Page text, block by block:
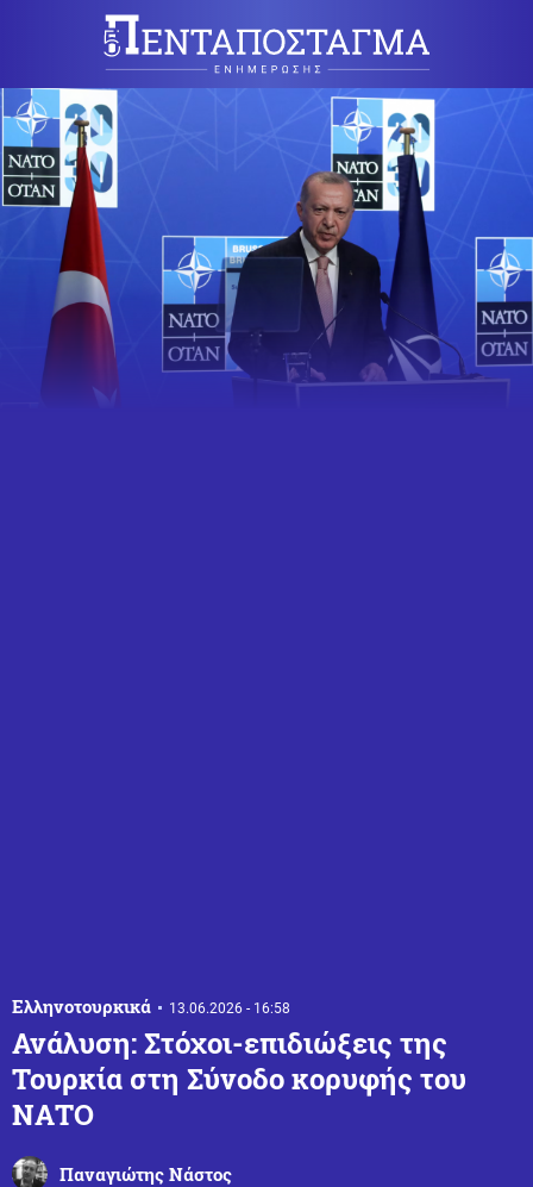
Ελληνοτουρκικά 13.06.2026 - 16:58
Ανάλυση: Στόχοι-επιδιώξεις της
Τουρκία στη Σύνοδο κορυφής του
ΝΑΤΟ
Παναγιώτης Νάστος